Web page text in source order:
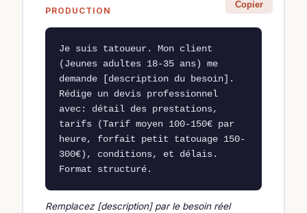
PRODUCTION
Copier
Je suis tatoueur. Mon client
(Jeunes adultes 18-35 ans) me
demande [description du besoin].
Rédige un devis professionnel
avec: détail des prestations,
tarifs (Tarif moyen 100-150€ par
heure, forfait petit tatouage 150-
300€), conditions, et délais.
Format structuré.
Remplacez [description] par le besoin réel